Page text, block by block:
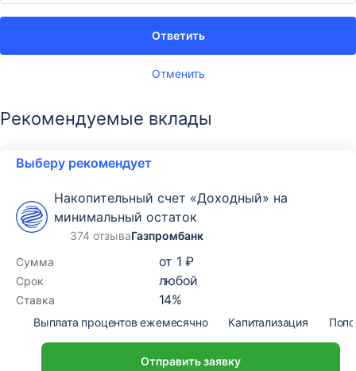
Отменить
Ответить
Рекомендуемые вклады
Выберу рекомендует
Накопительный счет «Доходный» на
минимальный остаток
374 отзываГазпромбанк
Сумма
от 1 ₽
Срок любой
Ставка 14%
Выплата процентов ежемесячно Капитализация
Отправить заявку